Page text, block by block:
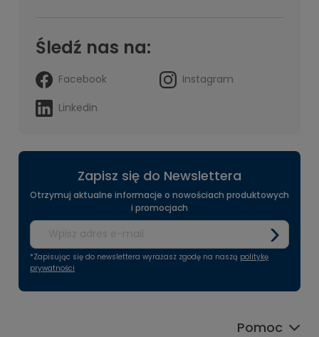
Śledź nas na:
Facebook
Instagram
Linkedin
Zapisz się do Newslettera
Otrzymuj aktualne informacje o nowościach produktowych
i promocjach
*Zapisując się do newslettera wyrażasz zgodę na naszą politykę
prywatności
Pomoc